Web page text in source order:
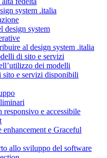
system .italia
design system
al design system .italia
di sito e servizi
dei modelli
e servizi disponibili
responsivo e accessibile
enhancement e Graceful
allo sviluppo del software